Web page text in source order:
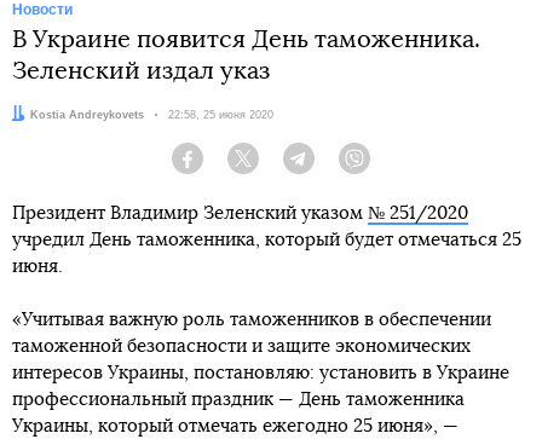
Новости
В Украине появится День таможенника.
Зеленский издал указ
Автор:Kostia Andreykovets Дата:
22:58, 25 июня 2020
Facebook Twitter Telegram
Президент Владимир Зеленский указом № 251/2020
учредил День таможенника, который будет отмечаться 25
июня.
«Учитывая важную роль таможенников в обеспечении
таможенной безопасности и защите экономических
интересов Украины, постановляю: установить в Украине
профессиональный праздник — День таможенника
Украины, который отмечать ежегодно 25 июня», —